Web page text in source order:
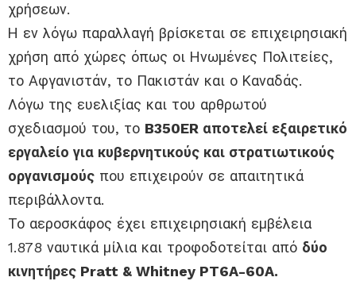
χρήσεων.
Η εν λόγω παραλλαγή βρίσκεται σε επιχειρησιακή
χρήση από χώρες όπως οι Ηνωμένες Πολιτείες,
το Αφγανιστάν, το Πακιστάν και ο Καναδάς.
Λόγω της ευελιξίας και του αρθρωτού
σχεδιασμού του, το B350ER αποτελεί εξαιρετικό
εργαλείο για κυβερνητικούς και στρατιωτικούς
οργανισμούς που επιχειρούν σε απαιτητικά
περιβάλλοντα.
Το αεροσκάφος έχει επιχειρησιακή εμβέλεια
1.878 ναυτικά μίλια και τροφοδοτείται από δύο
κινητήρες Pratt & Whitney PT6A-60A.